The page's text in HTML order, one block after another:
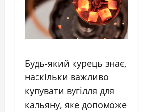
Будь-який курець знає,
наскільки важливо
купувати вугілля для
кальяну, яке допоможе